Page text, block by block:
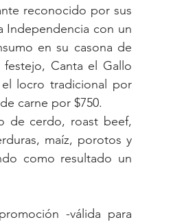
reconocido por sus
Independencia con un
en su casona de
Canta el Gallo
locro tradicional por
carne por $750.
de cerdo, roast beef,
maíz, porotos y
como resultado un
-válida para